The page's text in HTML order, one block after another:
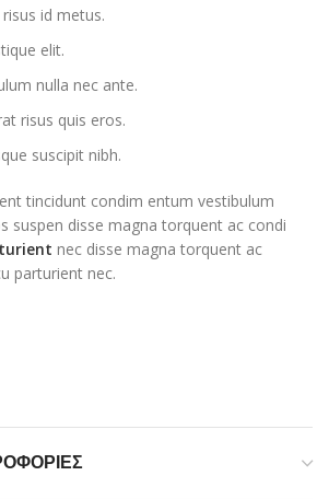
id metus.
elit.
nulla nec ante.
risus quis eros.
suscipit nibh.
tincidunt condim entum vestibulum
suspen disse magna torquent ac condi
nec disse magna torquent ac
parturient nec.